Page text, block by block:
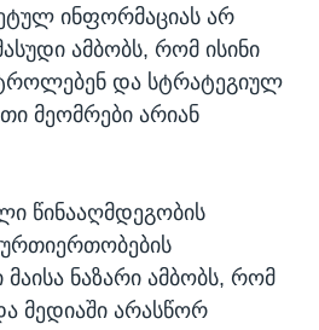
ინფორმაციას არ
ამბობს, რომ ისინი
და სტრატეგიულ
მეომრები არიან
წინააღმდეგობის
ნაზარი ამბობს, რომ
მედიაში არასწორ